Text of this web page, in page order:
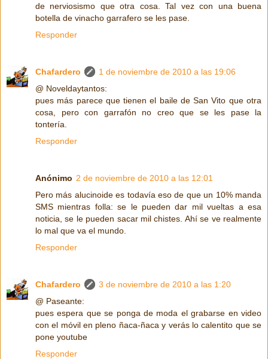
de nerviosismo que otra cosa. Tal vez con una buena
botella de vinacho garrafero se les pase.
Responder
Chafardero
1 de noviembre de 2010 a las 19:06
@ Noveldaytantos:
pues más parece que tienen el baile de San Vito que otra
cosa, pero con garrafón no creo que se les pase la
tontería.
Responder
Anónimo 2 de noviembre de 2010 a las 12:01
Pero más alucinoide es todavía eso de que un 10% manda
SMS mientras folla: se le pueden dar mil vueltas a esa
noticia, se le pueden sacar mil chistes. Ahí se ve realmente
lo mal que va el mundo.
Responder
Chafardero
3 de noviembre de 2010 a las 1:20
@ Paseante:
pues espera que se ponga de moda el grabarse en video
con el móvil en pleno ñaca-ñaca y verás lo calentito que se
pone youtube
Responder